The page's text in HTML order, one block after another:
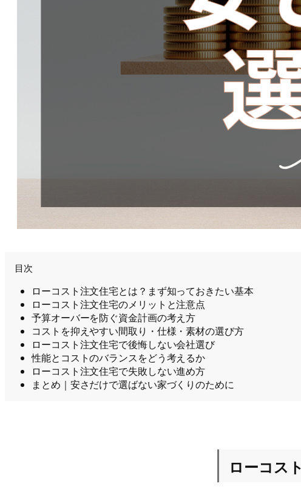
目次
ローコスト注文住宅とは？まず知っておきたい基本
ローコスト注文住宅のメリットと注意点
予算オーバーを防ぐ資金計画の考え方
コストを抑えやすい間取り・仕様・素材の選び方
ローコスト注文住宅で後悔しない会社選び
性能とコストのバランスをどう考えるか
ローコスト注文住宅で失敗しない進め方
まとめ｜安さだけで選ばない家づくりのために
ローコス